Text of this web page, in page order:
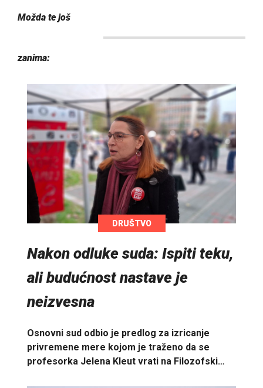
Možda te još
zanima:
DRUŠTVO
Nakon odluke suda: Ispiti teku,
ali budućnost nastave je
neizvesna
Osnovni sud odbio je predlog za izricanje
privremene mere kojom je traženo da se
profesorka Jelena Kleut vrati na Filozofski…